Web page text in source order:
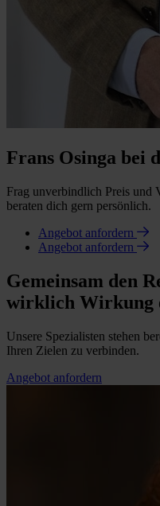
Frans Osinga bei
Frag unverbindlich Preis und
beraten dich gern persönlich.
Angebot anfordern
Angebot anfordern
Gemeinsam den
wirklich Wirkung
Unsere Spezialisten stehen
Ihren Zielen zu verbinden.
Angebot anfordern